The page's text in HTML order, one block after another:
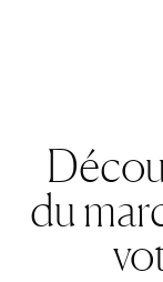
du